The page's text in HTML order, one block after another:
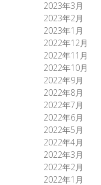
2023年3月
2023年2月
2023年1月
2022年12月
2022年11月
2022年10月
2022年9月
2022年8月
2022年7月
2022年6月
2022年5月
2022年4月
2022年3月
2022年2月
2022年1月